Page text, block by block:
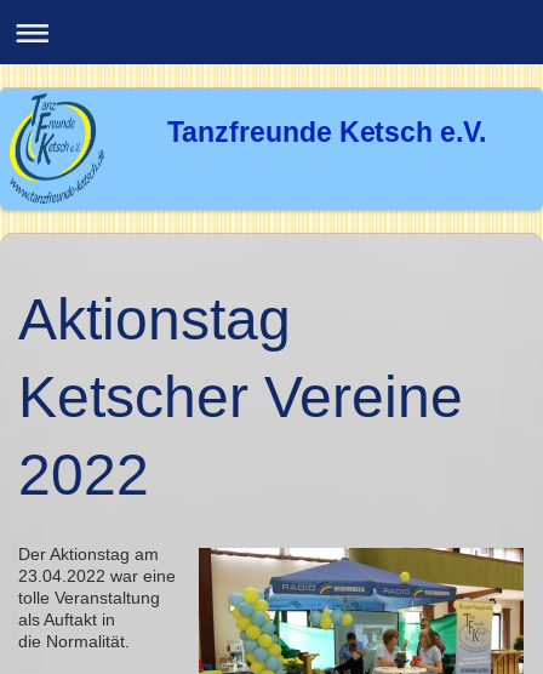
Tanzfreunde Ketsch e.V.
Aktionstag
Ketscher Vereine
2022
Der Aktionstag am
23.04.2022 war eine
tolle Veranstaltung
als Auftakt in
die Normalität.